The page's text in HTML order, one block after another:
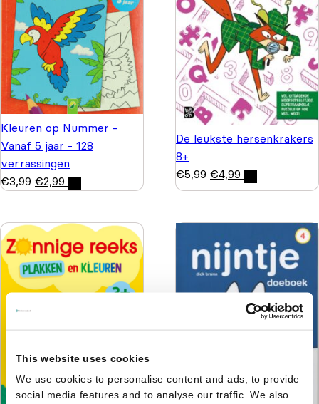
This website uses cookies
We use cookies to personalise content and ads, to provide
social media features and to analyse our traffic. We also
Kleuren op Nummer -
Vanaf 5 jaar - 128
verrassingen
€3,99 €2,99
De leukste hersenkrakers
8+
€5,99 €4,99